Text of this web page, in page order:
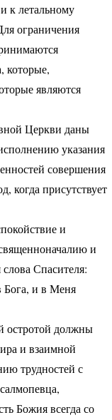
к летальному
ограничения
которые,
являются
Церкви даны
указания
совершения
когда присутствует
и
и
Спасителя:
Бога, и в Меня
остротой должны
и взаимной
трудностей с
Божия всегда со